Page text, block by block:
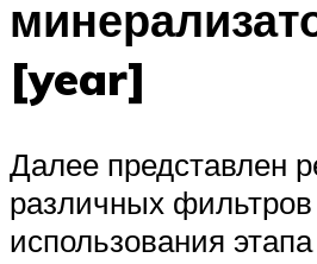
[year]
Далее представлен
различных фильтров
использования этапа